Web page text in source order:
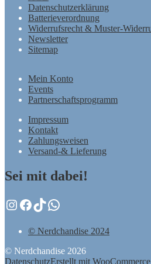
Datenschutzerklärung
Batterieverordnung
Widerrufsrecht & Muster-
Newsletter
Sitemap
Mein Konto
Events
Partnerschaftsprogramm
Impressum
Kontakt
Zahlungsweisen
Versand-& Lieferung
Sei mit dabei!
Instagram
Facebook
TikTok
WhatsApp
© Nerdchandise 2024
© Nerdchandise 2026
DatenschutzErstellt mit WooCommerce